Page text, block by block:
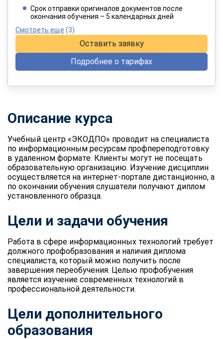
При оплате в рассрочку на 12 месяцев
Срок отправки оригиналов документов после
окончания обучения – 5 календарных дней
Смотреть еще (3)
Оставить заявку
Подробнее о тарифах
Описание курса
Учебный центр «ЭКОДПО» проводит на специалиста
по информационным ресурсам профпереподготовку
в удаленном формате. Клиенты могут не посещать
образовательную организацию. Изучение дисциплин
осуществляется на интернет-портале дистанционно, а
по окончании обучения слушатели получают диплом
установленного образца.
Цели и задачи обучения
Работа в сфере информационных технологий требует
должного профобразования и наличия диплома
специалиста, который можно получить после
завершения переобучения. Целью профобучения
является изучение современных технологий в
профессиональной деятельности.
Цели дополнительного
образования